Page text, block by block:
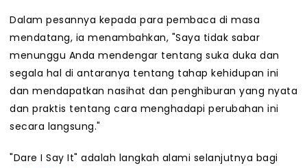
Dalam pesannya kepada para pembaca di masa
mendatang, ia menambahkan, "Saya tidak sabar
menunggu Anda mendengar tentang suka duka dan
segala hal di antaranya tentang tahap kehidupan ini
dan mendapatkan nasihat dan penghiburan yang nyata
dan praktis tentang cara menghadapi perubahan ini
secara langsung."
"Dare I Say It" adalah langkah alami selanjutnya bagi